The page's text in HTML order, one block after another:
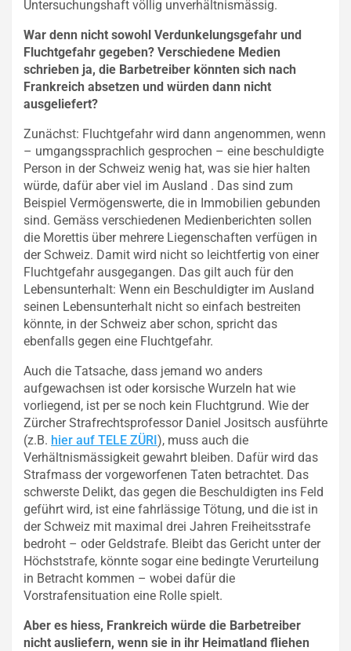
Untersuchungshaft völlig unverhältnismässig.
War denn nicht sowohl Verdunkelungsgefahr und
Fluchtgefahr gegeben? Verschiedene Medien
schrieben ja, die Barbetreiber könnten sich nach
Frankreich absetzen und würden dann nicht
ausgeliefert?
Zunächst: Fluchtgefahr wird dann angenommen, wenn
– umgangssprachlich gesprochen – eine beschuldigte
Person in der Schweiz wenig hat, was sie hier halten
würde, dafür aber viel im Ausland . Das sind zum
Beispiel Vermögenswerte, die in Immobilien gebunden
sind. Gemäss verschiedenen Medienberichten sollen
die Morettis über mehrere Liegenschaften verfügen in
der Schweiz. Damit wird nicht so leichtfertig von einer
Fluchtgefahr ausgegangen. Das gilt auch für den
Lebensunterhalt: Wenn ein Beschuldigter im Ausland
seinen Lebensunterhalt nicht so einfach bestreiten
könnte, in der Schweiz aber schon, spricht das
ebenfalls gegen eine Fluchtgefahr.
Auch die Tatsache, dass jemand wo anders
aufgewachsen ist oder korsische Wurzeln hat wie
vorliegend, ist per se noch kein Fluchtgrund. Wie der
Zürcher Strafrechtsprofessor Daniel Jositsch ausführte
(z.B. hier auf TELE ZÜRI), muss auch die
Verhältnismässigkeit gewahrt bleiben. Dafür wird das
Strafmass der vorgeworfenen Taten betrachtet. Das
schwerste Delikt, das gegen die Beschuldigten ins Feld
geführt wird, ist eine fahrlässige Tötung, und die ist in
der Schweiz mit maximal drei Jahren Freiheitsstrafe
bedroht – oder Geldstrafe. Bleibt das Gericht unter der
Höchststrafe, könnte sogar eine bedingte Verurteilung
in Betracht kommen – wobei dafür die
Vorstrafensituation eine Rolle spielt.
Aber es hiess, Frankreich würde die Barbetreiber
nicht ausliefern, wenn sie in ihr Heimatland fliehen